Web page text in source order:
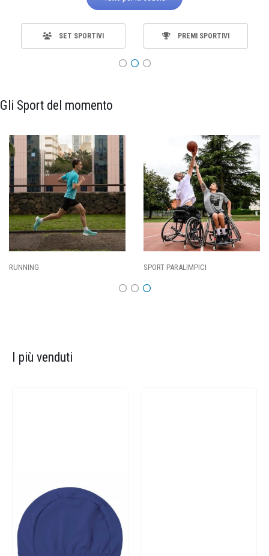
SET SPORTIVI PREMI SPORTIVI
Gli Sport del momento
SPORT PARALIMPICI CALCIO
I più venduti